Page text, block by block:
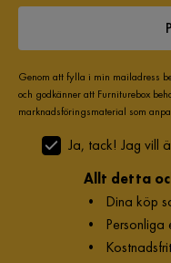
Genom att fylla i min mailadress
och godkänner att Furniturebox
marknadsföringsmaterial som
Ja, tack! Jag vill
Allt detta
• Dina köp
• Personliga
•